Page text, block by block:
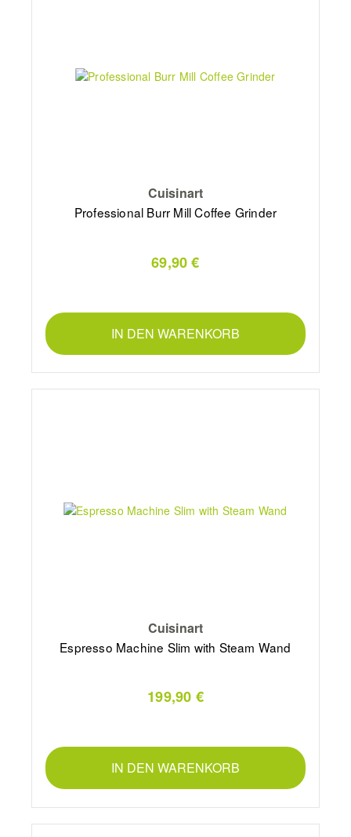
Cuisinart
Professional Burr Mill Coffee Grinder
69,90 €
IN DEN WARENKORB
Cuisinart
Espresso Machine Slim with Steam Wand
199,90 €
IN DEN WARENKORB